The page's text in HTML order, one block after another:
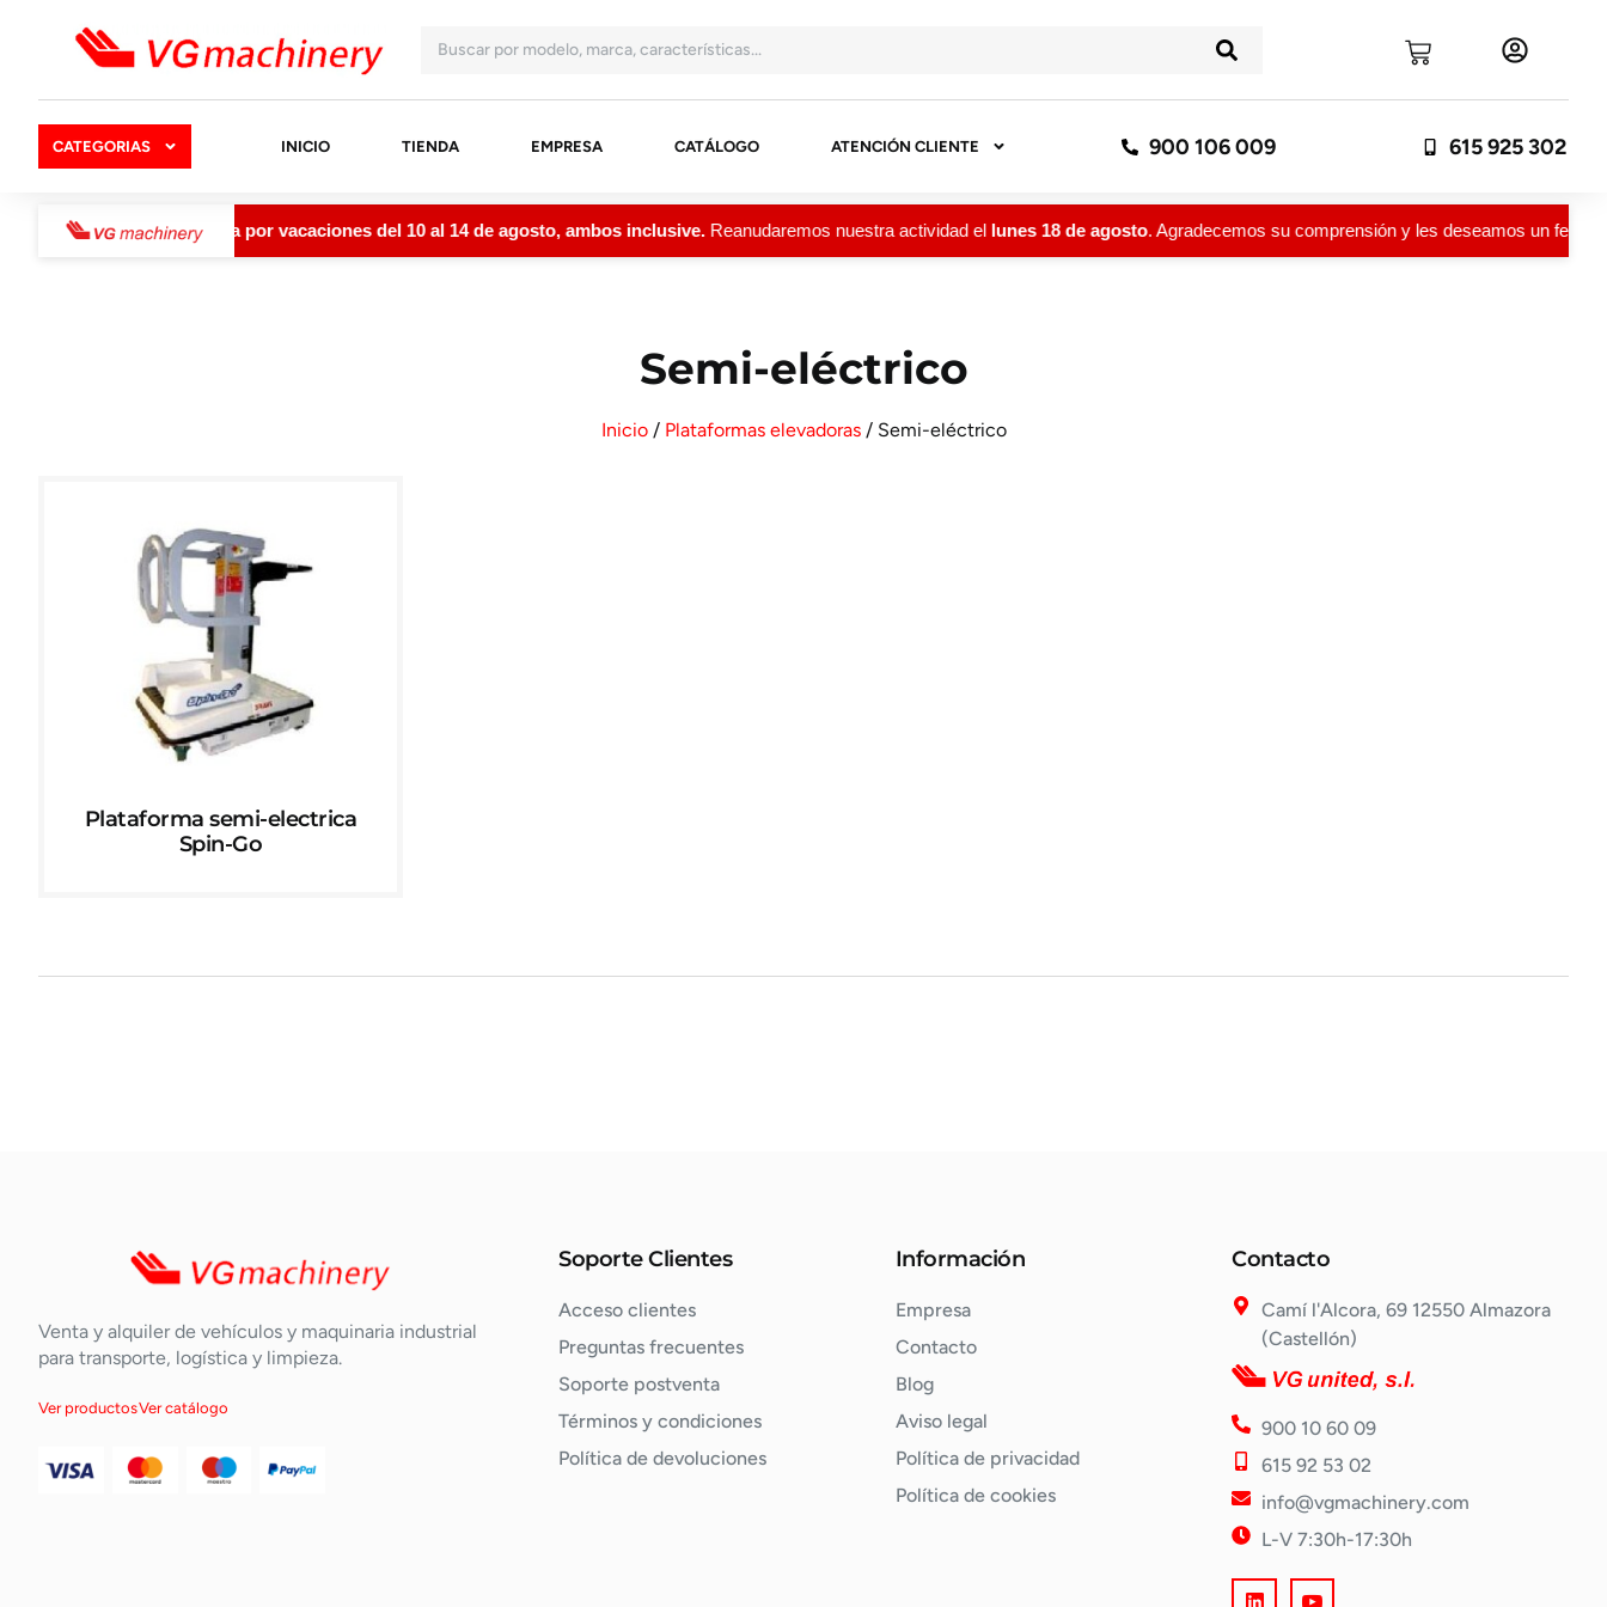
CATEGORIAS INICIO TIENDA EMPRESA CATÁLOGO ATENCIÓN CLIENTE 900 106 009 615 925 302
permanecerá cerrada por vacaciones del 10 al 14 de agosto, ambos inclusive.Reanudaremos nuestra actividad el lunes 18 de agosto. Agradecemos su comprensión y les deseamos un feliz
Semi-eléctrico
Inicio/ Plataformas elevadoras/ Semi-eléctrico
Plataforma semi-electrica
Spin-Go
Venta y alquiler de vehículos y maquinaria industrial
para transporte, logística y limpieza.
Ver productosVer catálogo
Soporte Clientes
Acceso clientes
Preguntas frecuentes
Soporte postventa
Términos y condiciones
Política de devoluciones
Información
Empresa
Contacto
Blog
Aviso legal
Política de privacidad
Política de cookies
Contacto
Camí l'Alcora, 69 12550 Almazora
(Castellón)
900 10 60 09
615 92 53 02
info@vgmachinery.com
L-V 7:30h-17:30h